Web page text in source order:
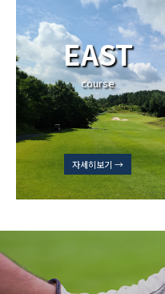
EAST
course
자세히보기 →